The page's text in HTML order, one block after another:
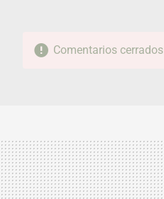
Comentarios cerrados